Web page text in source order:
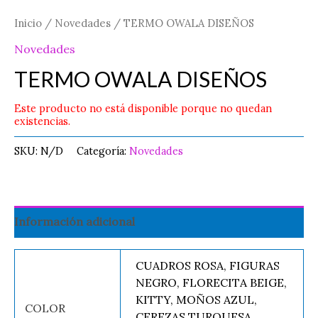
Inicio / Novedades / TERMO OWALA DISEÑOS
Novedades
TERMO OWALA DISEÑOS
Este producto no está disponible porque no quedan
existencias.
SKU: N/D Categoría: Novedades
Información adicional
COLOR
CUADROS ROSA, FIGURAS
NEGRO, FLORECITA BEIGE,
KITTY, MOÑOS AZUL,